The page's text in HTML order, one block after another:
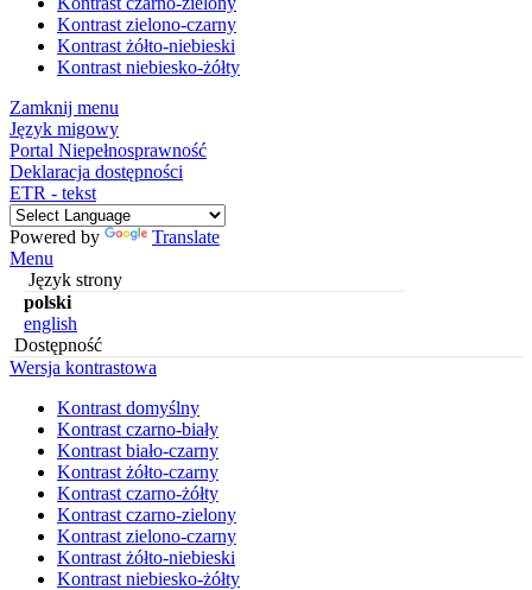
Kontrast zielono-czarny
Kontrast żółto-niebieski
Kontrast niebiesko-żółty
Zamknij menu
Język migowy
Portal Niepełnosprawność
Deklaracja dostępności
ETR - tekst
Powered by
Translate
Menu
Język strony
polski
english
Dostępność
Wersja kontrastowa
Kontrast domyślny
Kontrast czarno-biały
Kontrast biało-czarny
Kontrast żółto-czarny
Kontrast czarno-żółty
Kontrast czarno-zielony
Kontrast zielono-czarny
Kontrast żółto-niebieski
Kontrast niebiesko-żółty